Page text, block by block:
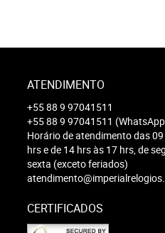
ATENDIMENTO
+55 88 9 97041511
+55 88 9 97041511
Horário de atendimento das
hrs e de 14 hrs às 17 hrs, de
sexta (exceto feriados)
CERTIFICADOS